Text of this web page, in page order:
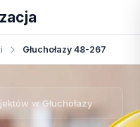
Głuchołazy 48-267
w Głuchołazy